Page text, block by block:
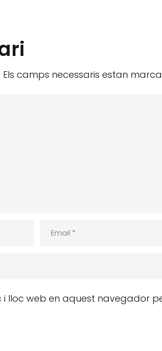
Els camps necessaris estan
i lloc web en aquest navegador